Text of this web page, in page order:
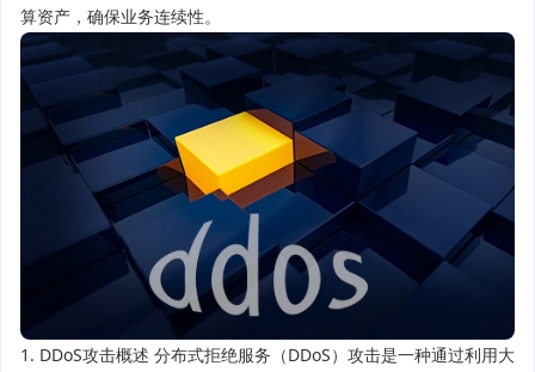
算资产，确保业务连续性。
1. DDoS攻击概述 分布式拒绝服务（DDoS）攻击是一种通过利用大